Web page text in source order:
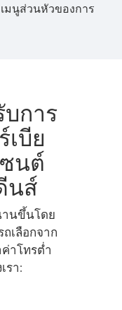
เมนูส่วนหัวของการ
การ
เบีย
นต์
นส์
านขึ้นโดย
เลือกจาก
าโทรต่ำ
รา: